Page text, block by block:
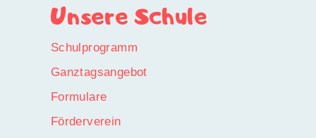
Unsere Schule
Schulprogramm
Ganztagsangebot
Formulare
Förderverein